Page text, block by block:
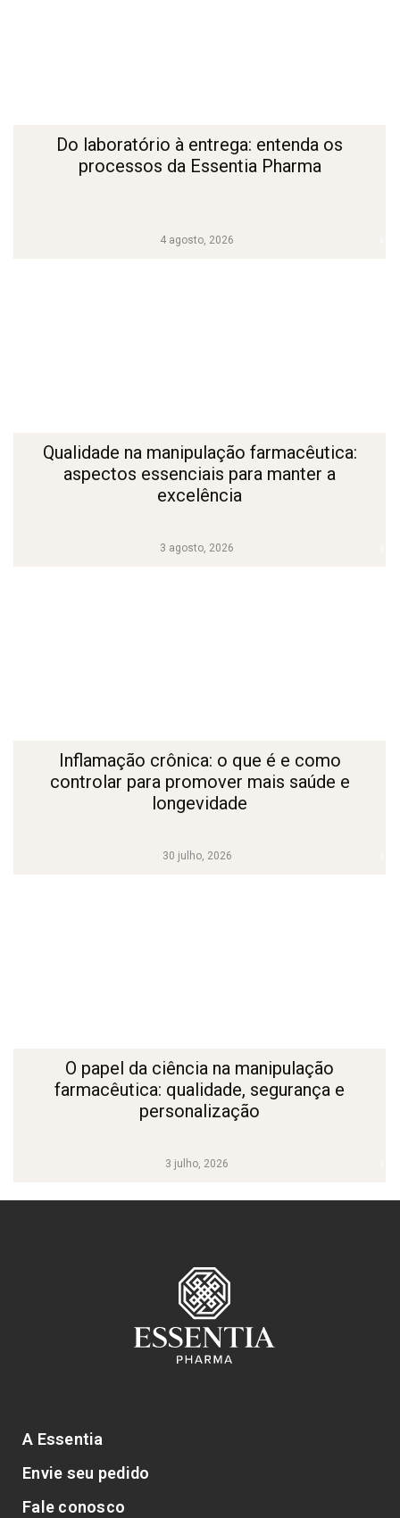
4 agosto, 2026
Do laboratório à entrega: entenda os
processos da Essentia Pharma
3 agosto, 2026
Qualidade na manipulação farmacêutica:
aspectos essenciais para manter a
excelência
30 julho, 2026
Inflamação crônica: o que é e como
controlar para promover mais saúde e
longevidade
3 julho, 2026
O papel da ciência na manipulação
farmacêutica: qualidade, segurança e
personalização
A Essentia
Envie seu pedido
Fale conosco